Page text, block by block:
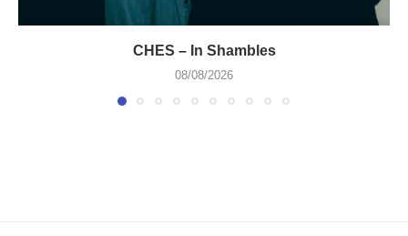
CHES – In Shambles
08/08/2026